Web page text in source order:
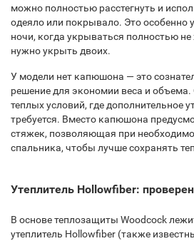
можно полностью расстегнуть и
одеяло или покрывало. Это особенно
ночи, когда укрываться полностью не
нужно укрыть двоих.
У модели нет капюшона — это
решение для экономии веса и
теплых условий, где дополнительное
требуется. Вместо капюшона
стяжек, позволяющая при
спальника, чтобы лучше сохранять
Утеплитель Hollowfiber:
В основе теплозащиты Woodcock
утеплитель Hollowfiber (также